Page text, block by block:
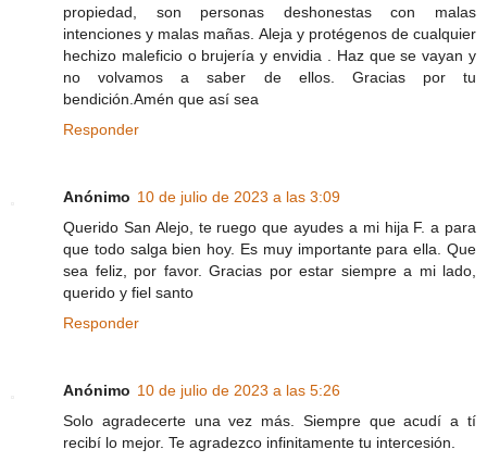
propiedad, son personas deshonestas con malas
intenciones y malas mañas. Aleja y protégenos de cualquier
hechizo maleficio o brujería y envidia . Haz que se vayan y
no volvamos a saber de ellos. Gracias por tu
bendición.Amén que así sea
Responder
Anónimo 10 de julio de 2023 a las 3:09
Querido San Alejo, te ruego que ayudes a mi hija F. a para
que todo salga bien hoy. Es muy importante para ella. Que
sea feliz, por favor. Gracias por estar siempre a mi lado,
querido y fiel santo
Responder
Anónimo 10 de julio de 2023 a las 5:26
Solo agradecerte una vez más. Siempre que acudí a tí
recibí lo mejor. Te agradezco infinitamente tu intercesión.